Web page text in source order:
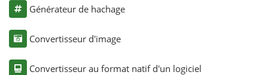
Générateur de hachage
Convertisseur d'image
Convertisseur au format natif d'un logiciel